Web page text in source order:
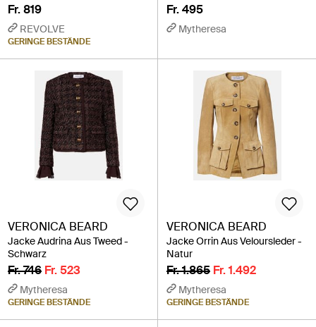
Fr. 819
REVOLVE
GERINGE BESTÄNDE
Fr. 495
Mytheresa
VERONICA BEARD
Jacke Audrina Aus Tweed -
Schwarz
Fr. 746 Fr. 523
Mytheresa
GERINGE BESTÄNDE
VERONICA BEARD
Jacke Orrin Aus Veloursleder -
Natur
Fr. 1.865 Fr. 1.492
Mytheresa
GERINGE BESTÄNDE